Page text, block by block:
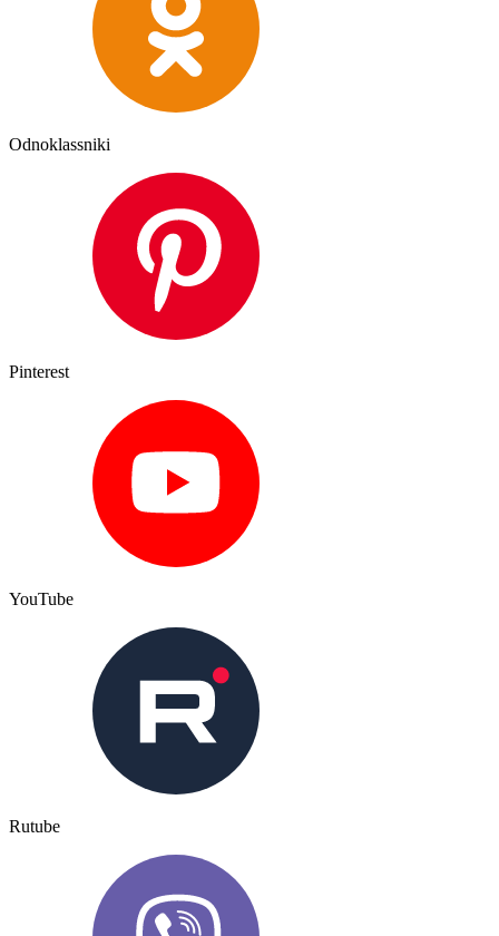
Odnoklassniki
Pinterest
YouTube
Rutube